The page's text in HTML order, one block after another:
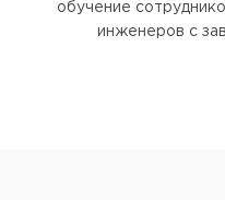
обучение
инженеров с